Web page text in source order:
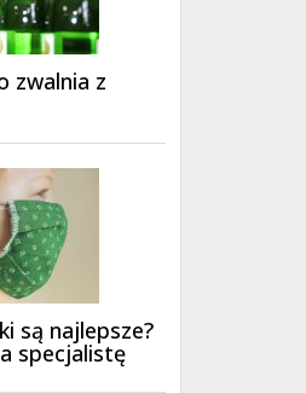
zwalnia z
są najlepsze?
specjalistę